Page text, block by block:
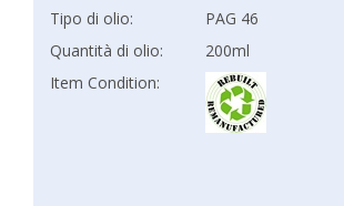
Tipo di olio:
PAG 46
Quantità di olio:
200ml
Item Condition: